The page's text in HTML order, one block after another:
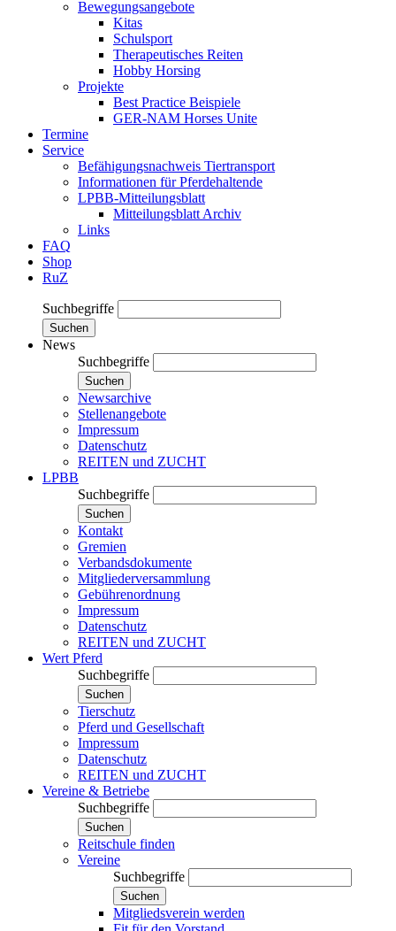
Bewegungsangebote
Kitas
Schulsport
Therapeutisches Reiten
Hobby Horsing
Projekte
Best Practice Beispiele
GER-NAM Horses Unite
Termine
Service
Befähigungsnachweis Tiertransport
Informationen für Pferdehaltende
LPBB-Mitteilungsblatt
Mitteilungsblatt Archiv
Links
FAQ
Shop
RuZ
Suchbegriffe
Suchen
News
Suchbegriffe
Suchen
Newsarchive
Stellenangebote
Impressum
Datenschutz
REITEN und ZUCHT
LPBB
Suchbegriffe
Suchen
Kontakt
Gremien
Verbandsdokumente
Mitgliederversammlung
Gebührenordnung
Impressum
Datenschutz
REITEN und ZUCHT
Wert Pferd
Suchbegriffe
Suchen
Tierschutz
Pferd und Gesellschaft
Impressum
Datenschutz
REITEN und ZUCHT
Vereine & Betriebe
Suchbegriffe
Suchen
Reitschule finden
Vereine
Suchbegriffe
Suchen
Mitgliedsverein werden